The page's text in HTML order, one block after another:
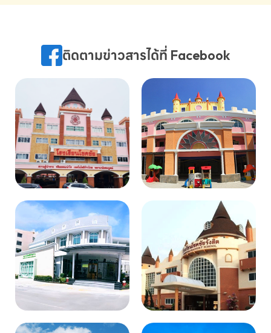
ภาษา ผ่านประสบการณ์การเรียนรู้
075-691910ติดตามข่าวสารได้ที่ Facebook